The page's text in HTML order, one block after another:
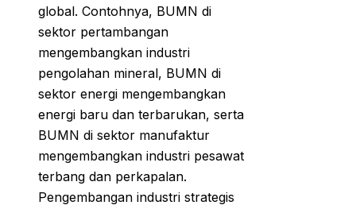
global. Contohnya, BUMN di
sektor pertambangan
mengembangkan industri
pengolahan mineral, BUMN di
sektor energi mengembangkan
energi baru dan terbarukan, serta
BUMN di sektor manufaktur
mengembangkan industri pesawat
terbang dan perkapalan.
Pengembangan industri strategis